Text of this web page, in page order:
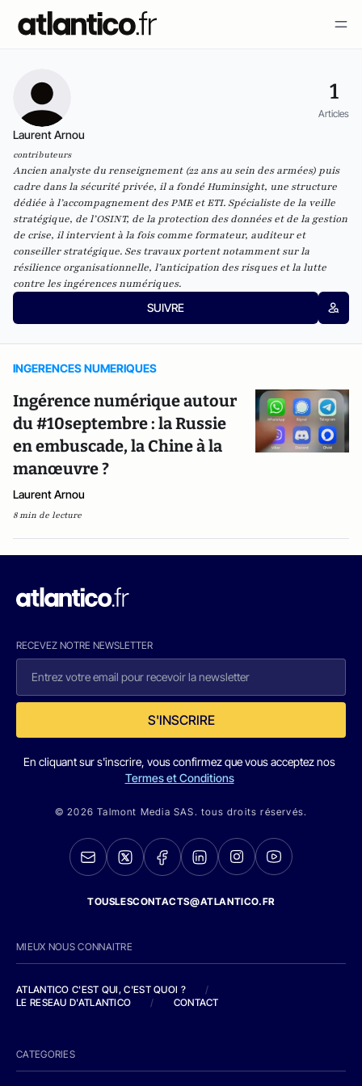
1
Articles
Laurent Arnou
contributeurs
Ancien analyste du renseignement (22 ans au sein des armées) puis
cadre dans la sécurité privée, il a fondé Huminsight, une structure
dédiée à l’accompagnement des PME et ETI. Spécialiste de la veille
stratégique, de l’OSINT, de la protection des données et de la gestion
de crise, il intervient à la fois comme formateur, auditeur et
conseiller stratégique. Ses travaux portent notamment sur la
résilience organisationnelle, l’anticipation des risques et la lutte
contre les ingérences numériques.
SUIVRE
INGERENCES NUMERIQUES
Ingérence numérique autour
du #10septembre : la Russie
en embuscade, la Chine à la
manœuvre ?
Laurent Arnou
8 min de lecture
RECEVEZ NOTRE NEWSLETTER
S'INSCRIRE
En cliquant sur s'inscrire, vous confirmez que vous acceptez nos
Termes et Conditions
© 2026 Talmont Media SAS. tous droits réservés.
TOUSLESCONTACTS@ATLANTICO.FR
MIEUX NOUS CONNAITRE
ATLANTICO C'EST QUI, C'EST QUOI ?
/
LE RESEAU D'ATLANTICO
/ CONTACT
CATEGORIES